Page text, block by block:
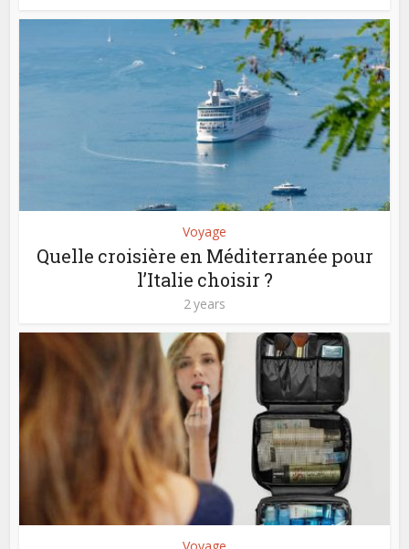
Voyage
Quelle croisière en Méditerranée pour
l’Italie choisir ?
2 years